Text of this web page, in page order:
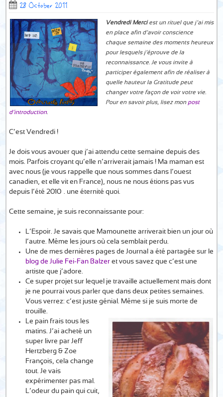
28 October 2011
Vendredi Merciest un rituel que j’ai mis
en place afin d’avoir conscience
chaque semaine des moments heureux
pour lesquels j’éprouve de la
reconnaissance. Je vous invite à
participer également afin de réaliser à
quelle hauteur la Gratitude peut
changer votre façon de voir votre vie.
Pour en savoir plus, lisez mon post
d’introduction.
C’est Vendredi !
Je dois vous avouer que j’ai attendu cette semaine depuis des
mois. Parfois croyant qu’elle n’arriverait jamais ! Ma maman est
avec nous (je vous rappelle que nous sommes dans l’ouest
canadien, et elle vit en France), nous ne nous étions pas vus
depuis l’été 2010…. une éternité quoi.
Cette semaine, je suis reconnaissante pour:
L’Espoir. Je savais que Mamounette arriverait bien un jour où
l’autre. Même les jours où cela semblait perdu.
Une de mes dernières pages de Journal a été partagée sur le
blog de Julie Fei-Fan Balzer et vous savez que c’est une
artiste que j’adore.
Ce super projet sur lequel je travaille actuellement mais dont
je ne pourrai vous parler que dans deux petites semaines.
Vous verrez: c’est juste génial. Même si je suis morte de
trouille.
Le pain frais tous les
matins. J’ai acheté un
super livre par Jeff
Hertzberg & Zoe
François, cela change
tout. Je vais
expérimenter pas mal.
L’odeur du pain qui cuit,